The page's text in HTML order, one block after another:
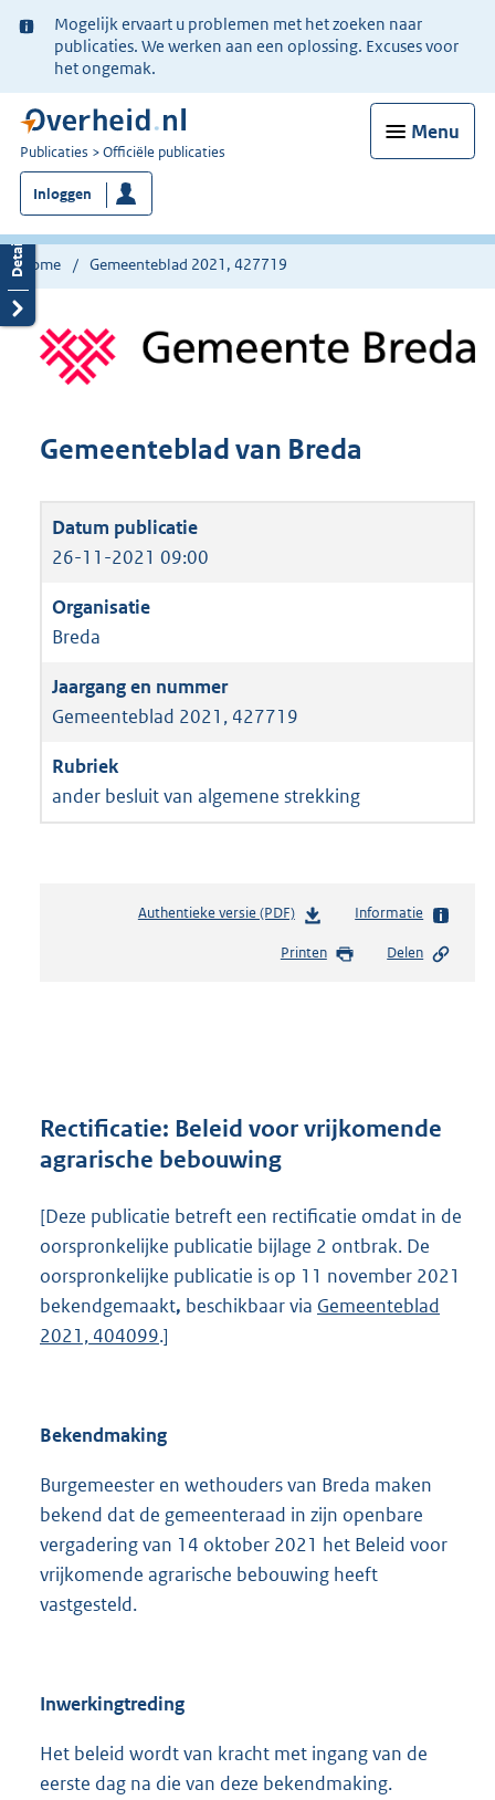
Ter
informatie:
Mogelijk ervaart u problemen met het zoeken naar
publicaties. We werken aan een oplossing. Excuses voor
het ongemak.
Menu
U
bent
nu
hier:
Publicaties Officiële publicaties
Inloggen
Home Gemeenteblad 2021, 427719
Gemeenteblad van Breda
26-11-2021 09:00
Breda
Gemeenteblad 2021, 427719
ander besluit van algemene strekking
Authentieke versie (PDF)b
s
r
t
:
1
2
Informatie
Printen Delen
Rectificatie: Beleid voor vrijkomende
agrarische bebouwing
[Deze publicatie betreft een rectificatie omdat in de
oorspronkelijke publicatie bijlage 2 ontbrak. De
oorspronkelijke publicatie is op 11 november 2021
bekendgemaakt, beschikbaar via Gemeenteblad
2021, 404099.]
Bekendmaking
Burgemeester en wethouders van Breda maken
bekend dat de gemeenteraad in zijn openbare
vergadering van 14 oktober 2021 het Beleid voor
vrijkomende agrarische bebouwing heeft
vastgesteld.
Inwerkingtreding
Het beleid wordt van kracht met ingang van de
eerste dag na die van deze bekendmaking.